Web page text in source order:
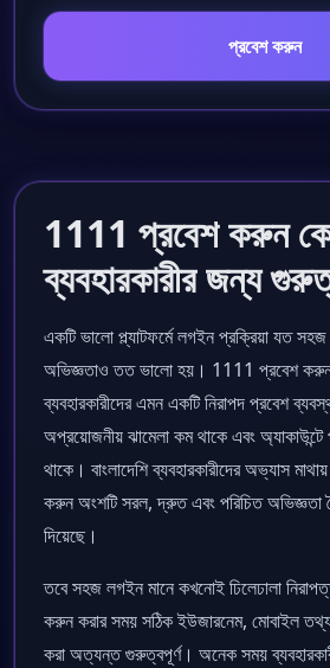
প্রবেশ করুন
1111 প্রবেশ করুন
ব্যবহারকারীর জন্য
একটি ভালো প্ল্যাটফর্মে লগইন প্রক্রিয়া যত সহজ
অভিজ্ঞতাও তত ভালো হয়। 1111 প্রবেশ
ব্যবহারকারীদের এমন একটি নিরাপদ প্রবেশ
অপ্রয়োজনীয় ঝামেলা কম থাকে এবং অ্যাকাউন্টে
থাকে। বাংলাদেশি ব্যবহারকারীদের অভ্যাস
করুন অংশটি সরল, দ্রুত এবং পরিচিত অভিজ্ঞতা
দিয়েছে।
তবে সহজ লগইন মানে কখনোই ঢিলেঢালা
করুন করার সময় সঠিক ইউজারনেম, মোবাইল তথ্য
করা অত্যন্ত গুরুত্বপূর্ণ। অনেক সময়